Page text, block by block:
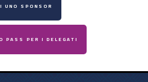
UNO SPONSOR
PASS PER I DELEGATI